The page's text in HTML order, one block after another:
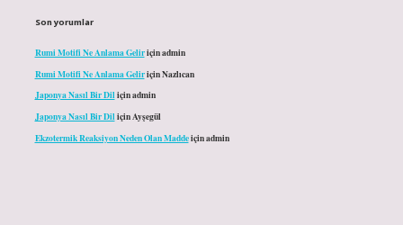
Son yorumlar
Rumi Motifi Ne Anlama Geliriçinadmin
Rumi Motifi Ne Anlama GeliriçinNazlıcan
Japonya Nasıl Bir Diliçinadmin
Japonya Nasıl Bir DiliçinAyşegül
Ekzotermik Reaksiyon Neden Olan Maddeiçinadmin